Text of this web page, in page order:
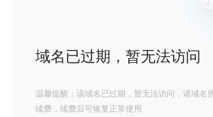
域名已过期，暂无法访问
温馨提醒：该域名已过期，暂无法访问，请域名
续费，续费后可恢复正常使用